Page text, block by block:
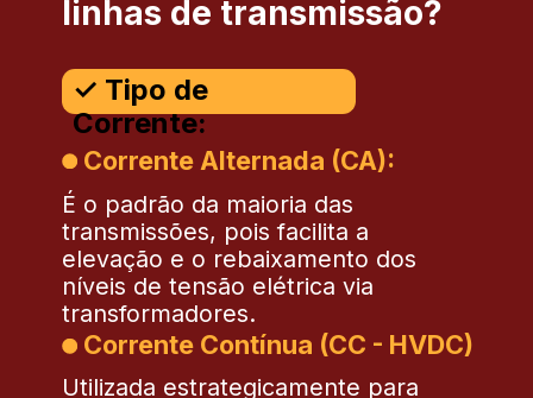
linhas de transmissão?
✓ Tipo de
Corrente:
Corrente Alternada (CA):
É o padrão da maioria das
transmissões, pois facilita a
elevação e o rebaixamento dos
níveis de tensão elétrica via
transformadores.
Corrente Contínua (CC - HVDC)
Utilizada estrategicamente para